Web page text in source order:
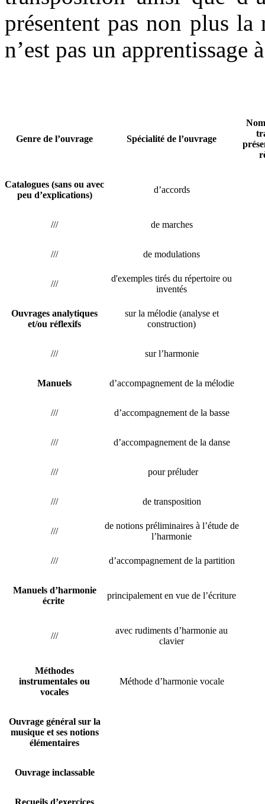
présentent pas non plus
n’est pas un apprentissage
Genre de l’ouvrage Spécialité de l’ouvrage
Catalogues (sans ou avec
peu d’explications)
d’accords
/// de marches
/// de modulations
///
d'exemples tirés du répertoire ou
inventés
Ouvrages analytiques
et/ou réflexifs
sur la mélodie (analyse et
construction)
/// sur l’harmonie
Manuels d’accompagnement de la mélodie
/// d’accompagnement de la basse
/// d’accompagnement de la danse
/// pour préluder
/// de transposition
///
de notions préliminaires à l’étude de
l’harmonie
/// d’accompagnement de la partition
Manuels d’harmonie
écrite
principalement en vue de l’écriture
///
avec rudiments d’harmonie au
clavier
Méthodes
instrumentales ou
vocales
Méthode d’harmonie vocale
Ouvrage général sur la
musique et ses notions
élémentaires
Ouvrage inclassable
Recueils d’exercices